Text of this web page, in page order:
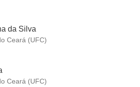
da Silva
Ceará (UFC)
Ceará (UFC)